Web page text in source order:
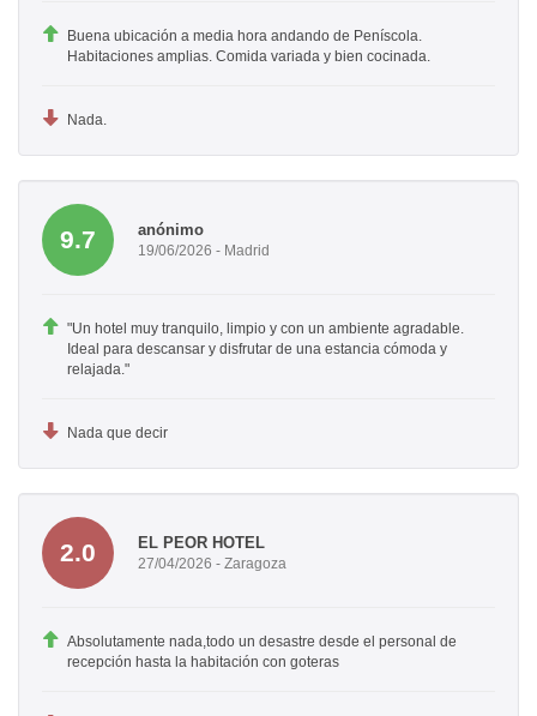
Buena ubicación a media hora andando de Peníscola.
Habitaciones amplias. Comida variada y bien cocinada.
Nada.
9.7 anónimo
19/06/2026 - Madrid
"Un hotel muy tranquilo, limpio y con un ambiente agradable.
Ideal para descansar y disfrutar de una estancia cómoda y
relajada."
Nada que decir
2.0 EL PEOR HOTEL
27/04/2026 - Zaragoza
Absolutamente nada,todo un desastre desde el personal de
recepción hasta la habitación con goteras